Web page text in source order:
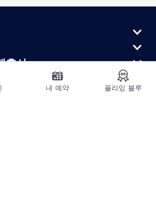
휴사
내 예약 플라잉 블루